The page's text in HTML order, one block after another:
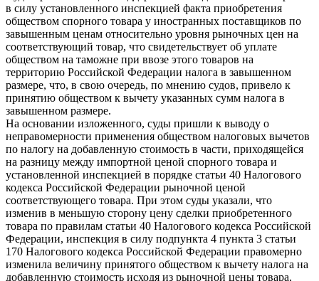
в силу установленного инспекцией факта приобретения
обществом спорного товара у иностранных поставщиков по
завышенным ценам относительно уровня рыночных цен на
соответствующий товар, что свидетельствует об уплате
обществом на таможне при ввозе этого товаров на
территорию Российской Федерации налога в завышенном
размере, что, в свою очередь, по мнению судов, привело к
принятию обществом к вычету указанных сумм налога в
завышенном размере.
На основании изложенного, суды пришли к выводу о
неправомерности применения обществом налоговых вычетов
по налогу на добавленную стоимость в части, приходящейся
на разницу между импортной ценой спорного товара и
установленной инспекцией в порядке статьи 40 Налогового
кодекса Российской Федерации рыночной ценой
соответствующего товара. При этом суды указали, что
изменив в меньшую сторону цену сделки приобретенного
товара по правилам статьи 40 Налогового кодекса Российской
Федерации, инспекция в силу подпункта 4 пункта 3 статьи
170 Налогового кодекса Российской Федерации правомерно
изменила величину принятого обществом к вычету налога на
добавленную стоимость исходя из рыночной цены товара,